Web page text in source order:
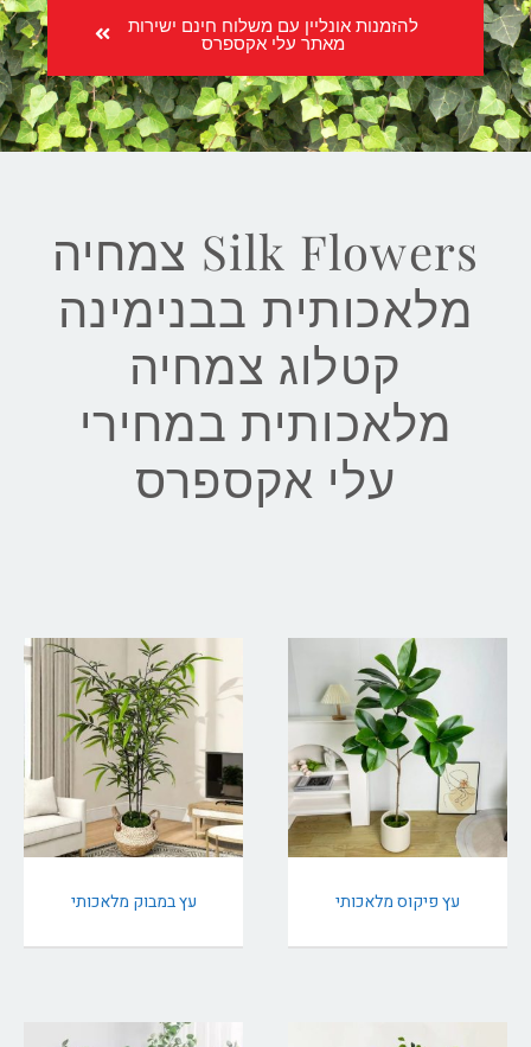
להזמנות אונליין עם משלוח חינם ישירות
מאתר עלי אקספרס
Silk Flowers צמחיה
מלאכותית בבנימינה
קטלוג צמחיה
מלאכותית במחירי
עלי אקספרס
עץ פיקוס מלאכותי עץ במבוק מלאכותי